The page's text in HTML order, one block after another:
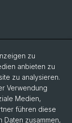
zu
anbieten zu
zu analysieren.
Verwendung
Medien,
führen diese
Daten zusammen,